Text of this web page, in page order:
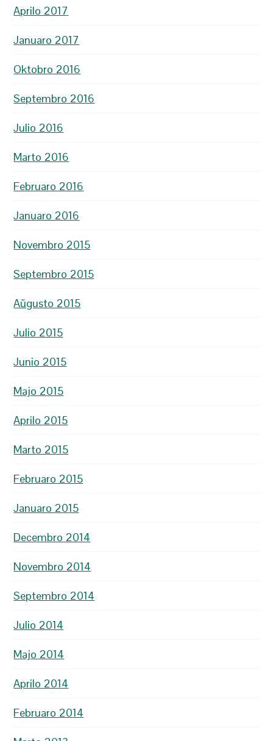
Aprilo 2017
Januaro 2017
Oktobro 2016
Septembro 2016
Julio 2016
Marto 2016
Februaro 2016
Januaro 2016
Novembro 2015
Septembro 2015
Aŭgusto 2015
Julio 2015
Junio 2015
Majo 2015
Aprilo 2015
Marto 2015
Februaro 2015
Januaro 2015
Decembro 2014
Novembro 2014
Septembro 2014
Julio 2014
Majo 2014
Aprilo 2014
Februaro 2014